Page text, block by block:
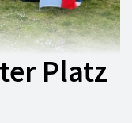
Platz